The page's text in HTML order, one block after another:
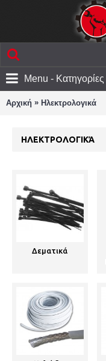
Menu - Κατηγορίες
Αρχική » Ηλεκτρολογικά
ΗΛΕΚΤΡΟΛΟΓΙΚΆ
Δεματικά